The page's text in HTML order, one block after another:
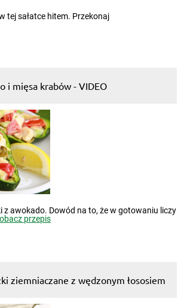
tej sałatce hitem. Przekonaj
i mięsa krabów - VIDEO
z awokado. Dowód na to, że w gotowaniu liczy
przepis
ziemniaczane z wędzonym łososiem